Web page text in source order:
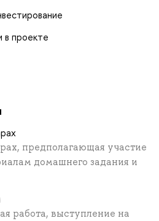
в проекте
предполагающая участие
домашнего задания и
работа, выступление на